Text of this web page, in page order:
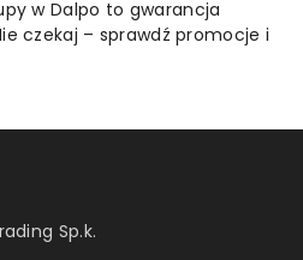
w Dalpo to gwarancja
czekaj – sprawdź promocje i
Sp.k.